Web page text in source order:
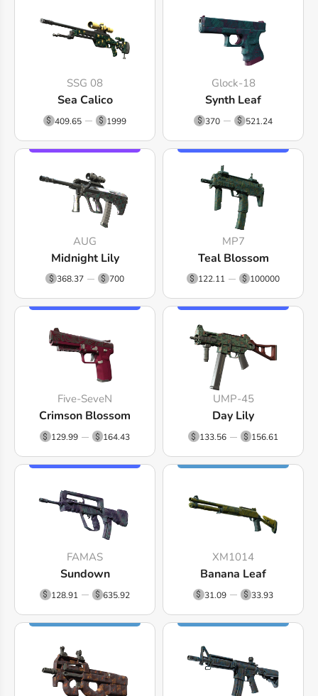
SSG 08
Sea Calico
409.65 1999
Glock-18
Synth Leaf
370 521.24
AUG
Midnight Lily
368.37 700
MP7
Teal Blossom
122.11 100000
Five-SeveN
Crimson Blossom
129.99 164.43
UMP-45
Day Lily
133.56 156.61
FAMAS
Sundown
128.91 635.92
XM1014
Banana Leaf
31.09 33.93